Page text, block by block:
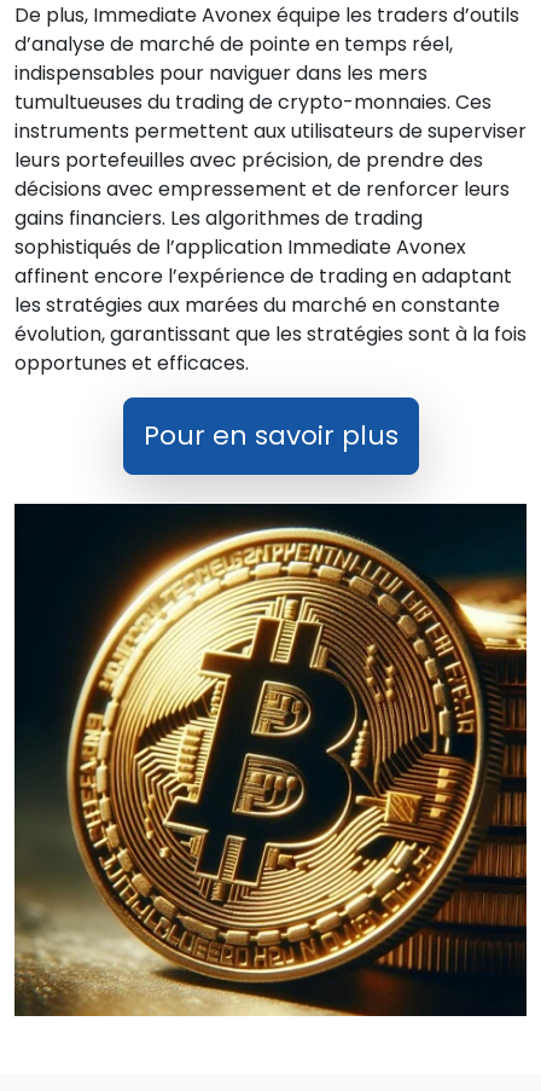
De plus, Immediate Avonex équipe les traders d’outils
d’analyse de marché de pointe en temps réel,
indispensables pour naviguer dans les mers
tumultueuses du trading de crypto-monnaies. Ces
instruments permettent aux utilisateurs de superviser
leurs portefeuilles avec précision, de prendre des
décisions avec empressement et de renforcer leurs
gains financiers. Les algorithmes de trading
sophistiqués de l’application Immediate Avonex
affinent encore l’expérience de trading en adaptant
les stratégies aux marées du marché en constante
évolution, garantissant que les stratégies sont à la fois
opportunes et efficaces.
Pour en savoir plus